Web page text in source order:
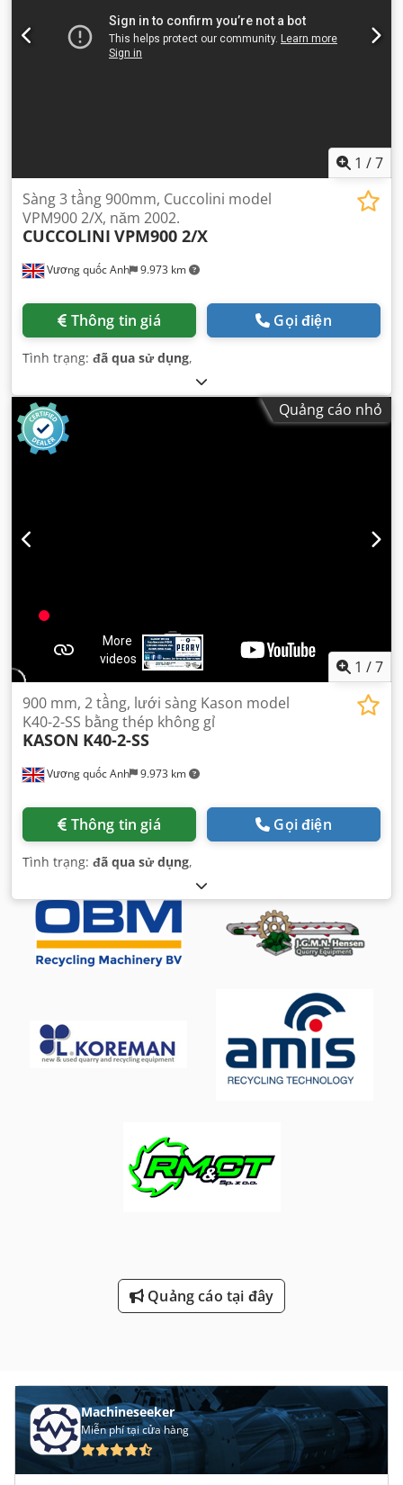
1 /7
Vương quốc Anh 9.973 km
Sàng 3 tầng 900mm, Cuccolini model
VPM900 2/X, năm 2002.
CUCCOLINI VPM900 2/X
Thông tin giá Gọi điện
Tình trạng: đã qua sử dụng,
Quảng cáo nhỏ
1 /7
Vương quốc Anh 9.973 km
900 mm, 2 tầng, lưới sàng Kason model
K40-2-SS bằng thép không gỉ
KASON K40-2-SS
Thông tin giá Gọi điện
Tình trạng: đã qua sử dụng,
Quảng cáo tại đây
Machineseeker
Miễn phí tại cửa hàng